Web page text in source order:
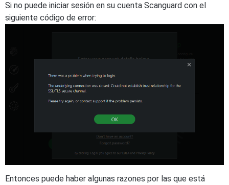
Si no puede iniciar sesión en su cuenta Scanguard con el
siguiente código de error:
Entonces puede haber algunas razones por las que está